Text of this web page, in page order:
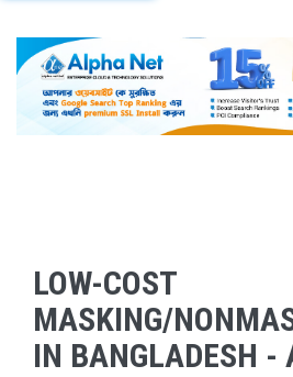
LOW-COST
MASKING/
IN BANGLADESH -